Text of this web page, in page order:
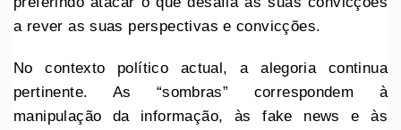
a rever as suas perspectivas e convicções.
No contexto político actual, a alegoria continua
pertinente. As “sombras” correspondem à
manipulação da informação, às fake news e às